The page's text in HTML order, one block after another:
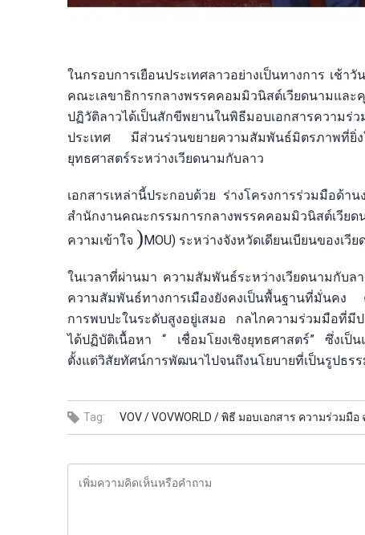
ในกรอบการเยือนประเทศลาวอย่างเป็นทางการ เช้
คณะเลขาธิการกลางพรรคคอมมิวนิสต์เวียดนามแ
ปฏิวัติลาวได้เป็นสักขีพยานในพิธีมอบเอกสารความร่
ประเทศ มีส่วนร่วนขยายความสัมพันธ์มิตรภาพที่
ยุทธศาสตร์ระหว่างเวียดนามกับลาว
เอกสารเหล่านี้ประกอบด้วย ร่างโครงการร่วมมือด้
สำนักงานคณะกรรมการกลางพรรคคอมมิวนิสต์เวี
ความเข้าใจ (MOU) ระหว่างจังหวัดเดียนเบียนของเ
ในเวลาที่ผ่านมา ความสัมพันธ์ระหว่างเวียดนามกับ
ความสัมพันธ์ทางการเมืองยังคงเป็นพื้นฐานที่มั่นคง
การพบปะในระดับสูงอยู่เสมอ กลไกความร่วมมือที่มี
ได้ปฏิบัติเนื้อหา “ เชื่อมโยงเชิงยุทธศาสตร์” ซึ่งเป็
ตั้งแต่วิสัยทัศน์การพัฒนาไปจนถึงนโยบายที่เป็นรูปธรร
Tag: VOV /VOVWORLD /พิธี มอบเอกสาร ความร่วมมือ